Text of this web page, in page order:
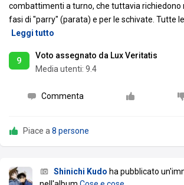
combattimenti a turno, che tuttavia richiedono
fasi di "parry" (parata) e per le schivate. Tutte
Leggi tutto
9
Voto assegnato da Lux Veritatis
Media utenti: 9.4
Commenta
Piace a 8 persone
Shinichi Kudo ha pubblicato